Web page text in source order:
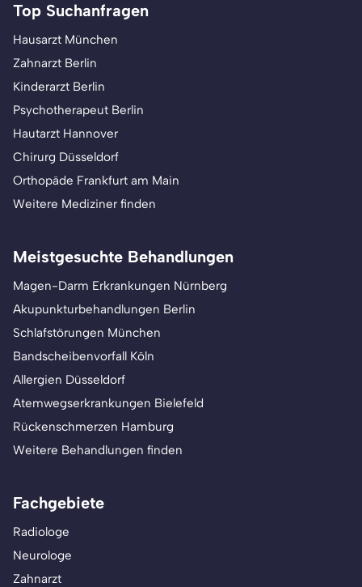
Top Suchanfragen
Hausarzt München
Zahnarzt Berlin
Kinderarzt Berlin
Psychotherapeut Berlin
Hautarzt Hannover
Chirurg Düsseldorf
Orthopäde Frankfurt am Main
Weitere Mediziner finden
Meistgesuchte Behandlungen
Magen-Darm Erkrankungen Nürnberg
Akupunkturbehandlungen Berlin
Schlafstörungen München
Bandscheibenvorfall Köln
Allergien Düsseldorf
Atemwegserkrankungen Bielefeld
Rückenschmerzen Hamburg
Weitere Behandlungen finden
Fachgebiete
Radiologe
Neurologe
Zahnarzt